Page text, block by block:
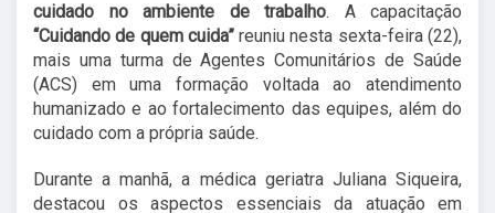
cuidado no ambiente de trabalho. A capacitação
“Cuidando de quem cuida”reuniu nesta sexta-feira (22),
mais uma turma de Agentes Comunitários de Saúde
(ACS) em uma formação voltada ao atendimento
humanizado e ao fortalecimento das equipes, além do
cuidado com a própria saúde.
Durante a manhã, a médica geriatra Juliana Siqueira,
destacou os aspectos essenciais da atuação em